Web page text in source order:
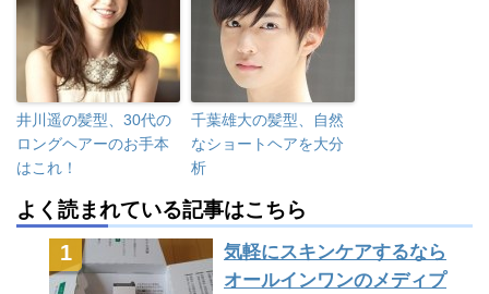
井川遥の髪型、30代の
ロングヘアーのお手本
はこれ！
千葉雄大の髪型、自然
なショートヘアを大分
析
よく読まれている記事はこちら
気軽にスキンケアするなら
オールインワンのメディプ